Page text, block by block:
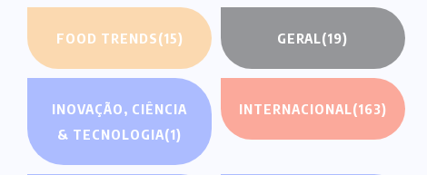
FOOD TRENDS(15) GERAL(19)
INOVAÇÃO, CIÊNCIA
& TECNOLOGIA(1)
INTERNACIONAL(163)